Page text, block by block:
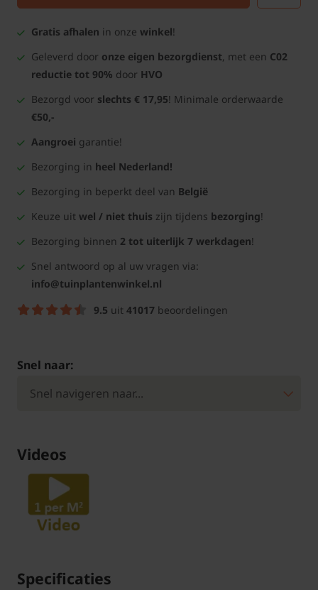
Gratis afhalen in onze winkel!
Geleverd door onze eigen bezorgdienst, met een C02
reductie tot 90% door HVO
Bezorgd voor slechts € 17,95! Minimale orderwaarde
€50,-
Aangroei garantie!
Bezorging in heel Nederland!
Bezorging in beperkt deel van België
Keuze uit wel / niet thuis zijn tijdens bezorging!
Bezorging binnen 2 tot uiterlijk 7 werkdagen!
Snel antwoord op al uw vragen via:
info@tuinplantenwinkel.nl
9.5 uit 41017 beoordelingen
Snel naar:
Videos
Specificaties